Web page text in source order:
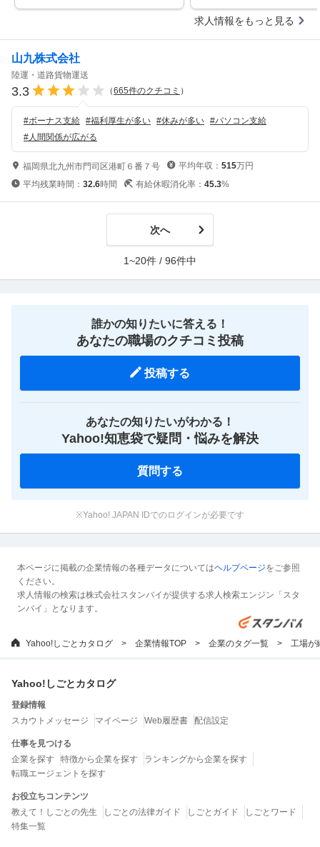
江村田製作所／鯖江市御
求人情報をもっと見る
山九株式会社
陸運・道路貨物運送
3.3 （665件のクチコミ ）
#ボーナス支給 #福利厚生が多い #休みが多い #パソコン支給
#人間関係が広がる
福岡県北九州市門司区港町６番７号 平均年収： 515万円
平均残業時間： 32.6時間 有給休暇消化率： 45.3%
次へ
1~20件 / 96件中
誰かの知りたいに答える！
あなたの職場のクチコミ投稿
投稿する
あなたの知りたいがわかる！
Yahoo!知恵袋で疑問・悩みを解決
質問する
※Yahoo! JAPAN IDでのログインが必要です
本ページに掲載の企業情報の各種データについてはヘルプページをご参照
ください。
求人情報の検索は株式会社スタンバイが提供する求人検索エンジン「スタ
ンバイ」となります。
Yahoo!しごとカタログ 企業情報TOP 企業のタグ一覧 工場が
Yahoo!しごとカタログ
登録情報
スカウトメッセージ
マイページ Web履歴書 配信設定
仕事を見つける
企業を探す
特徴から企業を探す
ランキングから企業を探す
転職エージェントを探す
お役立ちコンテンツ
教えて！しごとの先生
しごとの法律ガイド しごとガイド
しごとワード
特集一覧